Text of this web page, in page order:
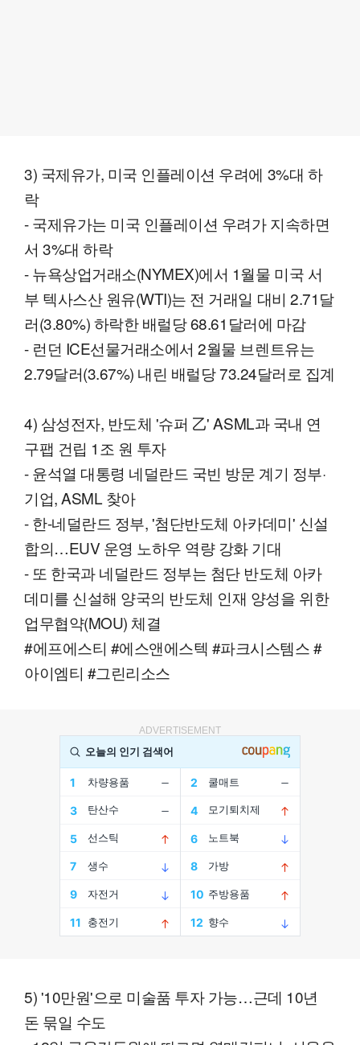
3) 국제유가, 미국 인플레이션 우려에 3%대 하
락
- 국제유가는 미국 인플레이션 우려가 지속하면
서 3%대 하락
- 뉴욕상업거래소(NYMEX)에서 1월물 미국 서
부 텍사스산 원유(WTI)는 전 거래일 대비 2.71달
러(3.80%) 하락한 배럴당 68.61달러에 마감
- 런던 ICE선물거래소에서 2월물 브렌트유는
2.79달러(3.67%) 내린 배럴당 73.24달러로 집계
4) 삼성전자, 반도체 '슈퍼 乙' ASML과 국내 연
구팹 건립 1조 원 투자
- 윤석열 대통령 네덜란드 국빈 방문 계기 정부·
기업, ASML 찾아
- 한-네덜란드 정부, '첨단반도체 아카데미' 신설
합의…EUV 운영 노하우 역량 강화 기대
- 또 한국과 네덜란드 정부는 첨단 반도체 아카
데미를 신설해 양국의 반도체 인재 양성을 위한
업무협약(MOU) 체결
#에프에스티 #에스앤에스텍 #파크시스템스 #
아이엠티 #그린리소스
ADVERTISEMENT
5) '10만원'으로 미술품 투자 가능…근데 10년
돈 묶일 수도